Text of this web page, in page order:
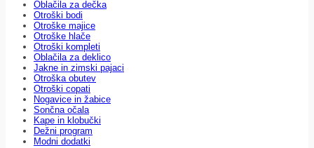
Oblačila za dečka
Otroški bodi
Otroške majice
Otroške hlače
Otroški kompleti
Oblačila za deklico
Jakne in zimski pajaci
Otroška obutev
Otroški copati
Nogavice in žabice
Sončna očala
Kape in klobučki
Dežni program
Modni dodatki